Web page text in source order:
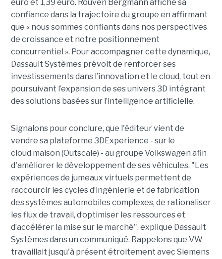
euro et 1,39 euro. Rouven Bergmann affiche sa
confiance dans la trajectoire du groupe en affirmant
que « nous sommes confiants dans nos perspectives
de croissance et notre positionnement
concurrentiel ». Pour accompagner cette dynamique,
Dassault Systèmes prévoit de renforcer ses
investissements dans l’innovation et le cloud, tout en
poursuivant l’expansion de ses univers 3D intégrant
des solutions basées sur l’intelligence artificielle.
Signalons pour conclure, que l'éditeur vient de
vendre sa plateforme 3DExperience - sur le
cloud maison (Outscale) - au groupe Volkswagen afin
d'améliorer le développement de ses véhicules. "Les
expériences de jumeaux virtuels permettent de
raccourcir les cycles d’ingénierie et de fabrication
des systèmes automobiles complexes, de rationaliser
les flux de travail, d’optimiser les ressources et
d’accélérer la mise sur le marché", explique Dassault
Systèmes dans un communiqué. Rappelons que VW
travaillait jusqu'à présent étroitement avec Siemens